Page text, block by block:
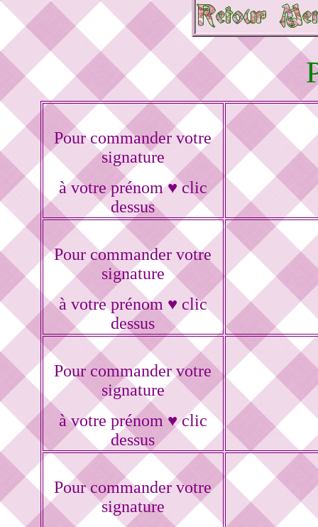
Pour commander votre
signature
à votre prénom ♥ clic
dessus
Pour commander votre
signature
à votre prénom ♥ clic
dessus
Pour commander votre
signature
à votre prénom ♥ clic
dessus
Pour commander votre
signature